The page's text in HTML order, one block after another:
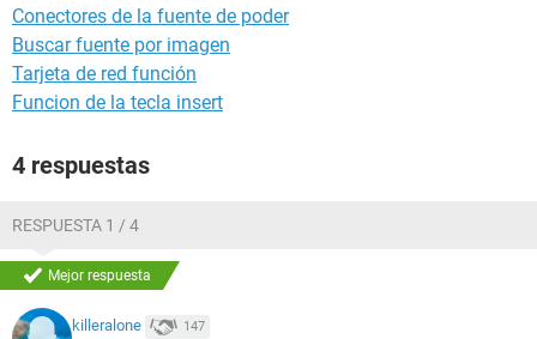
Conectores de la fuente de poder
Buscar fuente por imagen
Tarjeta de red función
Funcion de la tecla insert
4 respuestas
RESPUESTA 1 / 4
Mejor respuesta
killeralone 147